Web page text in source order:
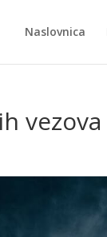
Naslovnica